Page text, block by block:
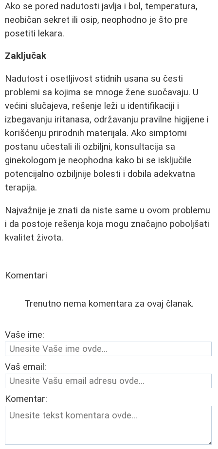
Ako se pored nadutosti javlja i bol, temperaturа,
neobičan sekret ili osip, neophodno je što pre
posetiti lekara.
Zaključak
Nadutost i osetljivost stidnih usana su česti
problemi sa kojima se mnoge žene suočavaju. U
većini slučajeva, rešenje leži u identifikaciji i
izbegavanju iritanasa, održavanju pravilne higijene i
korišćenju prirodnih materijala. Ako simptomi
postanu učestali ili ozbiljni, konsultacija sa
ginekologom je neophodna kako bi se isključile
potencijalno ozbiljnije bolesti i dobila adekvatna
terapija.
Najvažnije je znati da niste same u ovom problemu
i da postoje rešenja koja mogu značajno poboljšati
kvalitet života.
Komentari
Trenutno nema komentara za ovaj članak.
Vaše ime:
Vaš email:
Komentar: